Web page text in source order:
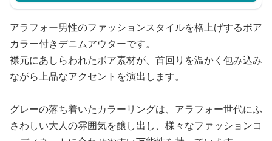
アラフォー男性のファッションスタイルを格上げするボア
カラー付きデニムアウターです。
襟元にあしらわれたボア素材が、首回りを温かく包み込み
ながら上品なアクセントを演出します。
グレーの落ち着いたカラーリングは、アラフォー世代にふ
さわしい大人の雰囲気を醸し出し、様々なファッションコ